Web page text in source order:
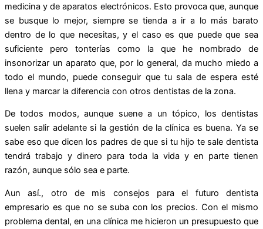
medicina y de aparatos electrónicos. Esto provoca que, aunque
se busque lo mejor, siempre se tienda a ir a lo más barato
dentro de lo que necesitas, y el caso es que puede que sea
suficiente pero tonterías como la que he nombrado de
insonorizar un aparato que, por lo general, da mucho miedo a
todo el mundo, puede conseguir que tu sala de espera esté
llena y marcar la diferencia con otros dentistas de la zona.
De todos modos, aunque suene a un tópico, los dentistas
suelen salir adelante si la gestión de la clínica es buena. Ya se
sabe eso que dicen los padres de que si tu hijo te sale dentista
tendrá trabajo y dinero para toda la vida y en parte tienen
razón, aunque sólo sea e parte.
Aun así., otro de mis consejos para el futuro dentista
empresario es que no se suba con los precios. Con el mismo
problema dental, en una clínica me hicieron un presupuesto que